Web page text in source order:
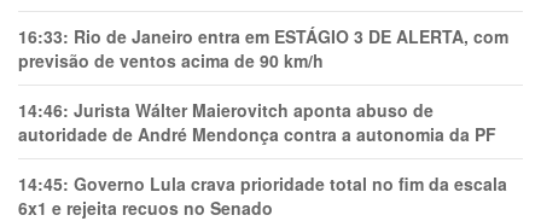
16:33: Rio de Janeiro entra em ESTÁGIO 3 DE ALERTA, com
previsão de ventos acima de 90 km/h
14:46: Jurista Wálter Maierovitch aponta abuso de
autoridade de André Mendonça contra a autonomia da PF
14:45: Governo Lula crava prioridade total no fim da escala
6x1 e rejeita recuos no Senado